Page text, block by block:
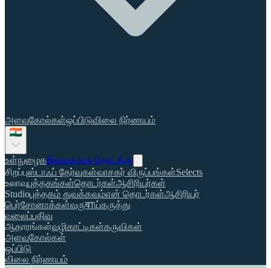
அளவுகோல்கள்ஒப்பிடுவிலை நிர்ணயம்
உள்நுழைகஇலவசமாக தொடங்கு
சிறப்புஸ்டாஃப் தேர்வுகள்வாசகர் விருப்பங்கள்Selects
உலாவுபுத்தகங்கள்தொடர்கள்ஆசிரியர்கள்
Studioபுத்தகம் துவக்கவும்என் தொடர்கள்ஆசிரியர்
பெர்சோனாக்கள்வருवाய்கருத்து
வலைப்பதிவு
ஆதாரங்கள்வழிகாட்டிகள்கருவிகள்
அளவுகோல்கள்
ஒப்பிடு
விலை நிர்ணயம்